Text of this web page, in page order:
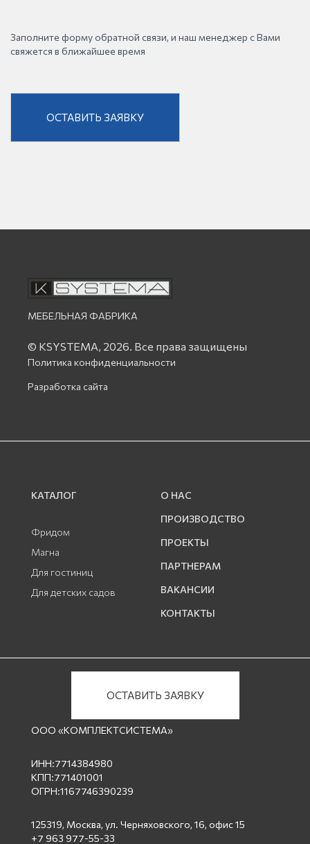
Заполните форму обратной связи, и наш менеджер с Вами
свяжется в ближайшее время
ОСТАВИТЬ ЗАЯВКУ
МЕБЕЛЬНАЯ ФАБРИКА
© KSYSTEMA, 2026. Все права защищены
Политика конфиденциальности
Разработка сайта
ОСТАВИТЬ ЗАЯВКУ
КАТАЛОГ
Фридом
Магна
Для гостиниц
Для детских садов
О НАС
ПРОИЗВОДСТВО
ПРОЕКТЫ
ПАРТНЕРАМ
ВАКАНСИИ
КОНТАКТЫ
ООО «КОМПЛЕКТСИСТЕМА»
ИНН:7714384980
КПП:771401001
ОГРН:1167746390239
125319, Москва, ул. Черняховского, 16, офис 15
+7 963 977-55-33